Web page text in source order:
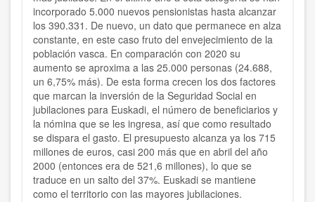
incorporado 5.000 nuevos pensionistas hasta alcanzar
los 390.331. De nuevo, un dato que permanece en alza
constante, en este caso fruto del envejecimiento de la
población vasca. En comparación con 2020 su
aumento se aproxima a las 25.000 personas (24.688,
un 6,75% más). De esta forma crecen los dos factores
que marcan la inversión de la Seguridad Social en
jubilaciones para Euskadi, el número de beneficiarios y
la nómina que se les ingresa, así que como resultado
se dispara el gasto. El presupuesto alcanza ya los 715
millones de euros, casi 200 más que en abril del año
2000 (entonces era de 521,6 millones), lo que se
traduce en un salto del 37%. Euskadi se mantiene
como el territorio con las mayores jubilaciones.